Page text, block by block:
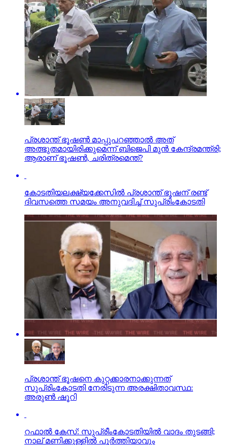
പ്രശാന്ത് ഭൂഷണ്‍ മാപ്പുപറഞ്ഞാല്‍ അത്
അത്ഭുതമായിരിക്കുമെന്ന് ബിജെപി മുന്‍ കേന്ദ്രമന്ത്രി;
ആരാണ് ഭൂഷണ്‍, ചരിത്രമെന്ത്?
കോടതിയലക്ഷ്യക്കേസില്‍ പ്രശാന്ത് ഭൂഷന് രണ്ട്
ദിവസത്തെ സമയം അനുവദിച്ച് സുപ്രിംകോടതി
പ്രശാന്ത് ഭൂഷനെ കുറ്റക്കാരനാക്കുന്നത്
സുപ്രിംകോടതി നേരിടുന്ന അരക്ഷിതാവസ്ഥ:
അരുണ്‍ ഷൂറി
റഫാല്‍ കേസ്: സുപ്രീംകോടതിയില്‍ വാദം തുടങ്ങി;
നാല് മണിക്കുള്ളില്‍ പൂര്‍ത്തിയാവും